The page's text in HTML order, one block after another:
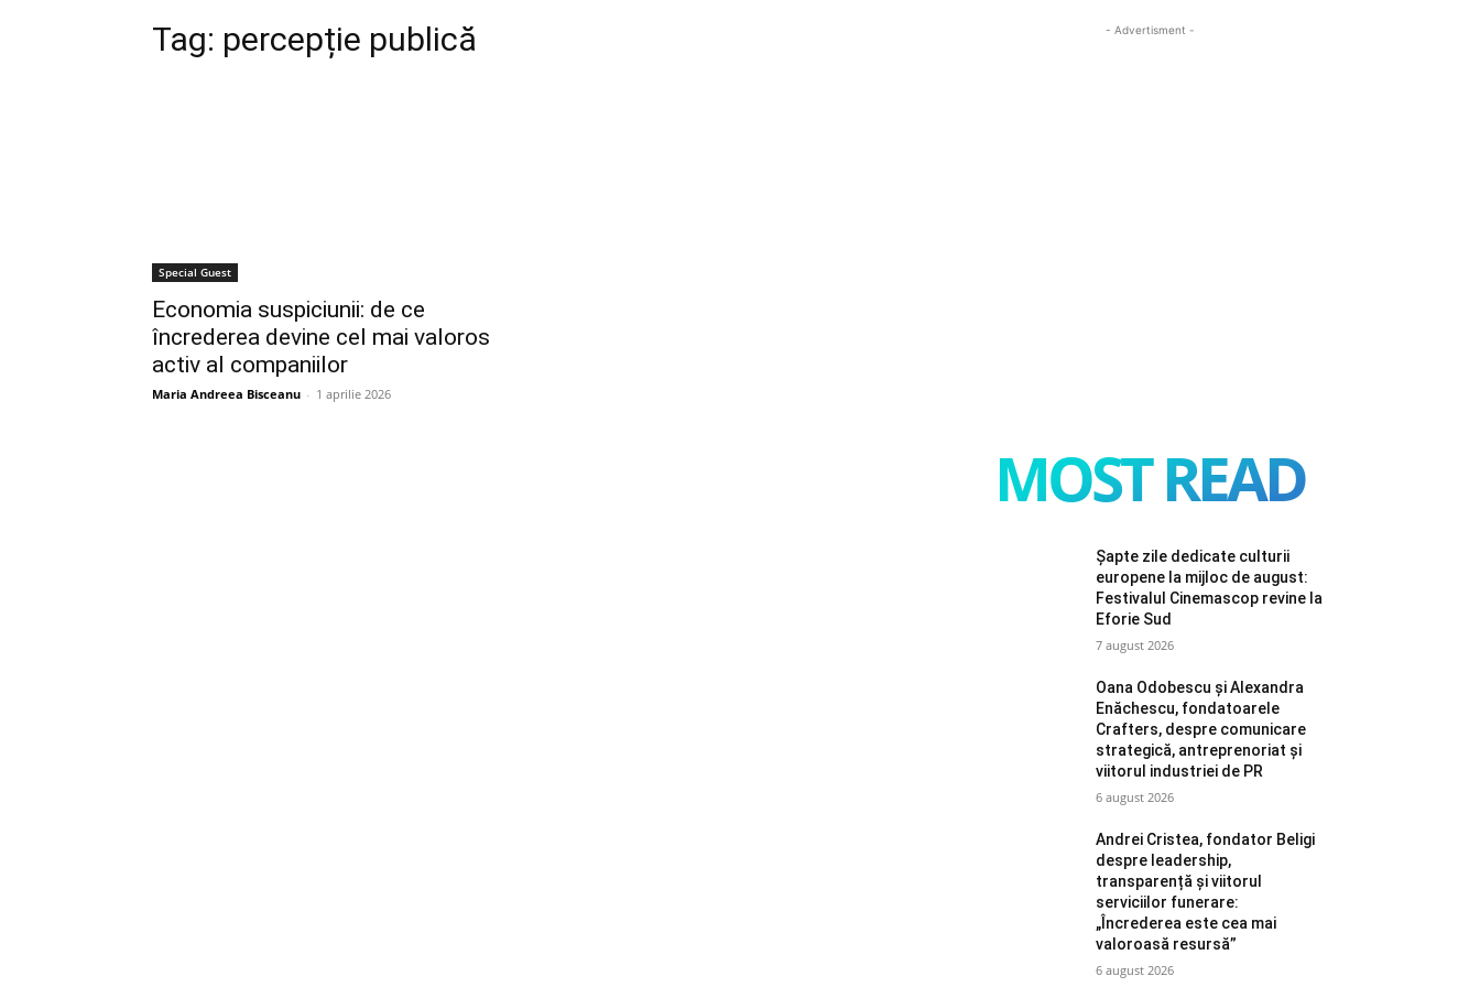
Tag: percepție publică
Special Guest
Economia suspiciunii: de ce
încrederea devine cel mai valoros
activ al companiilor
Maria Andreea Bisceanu - 1 aprilie 2026
- Advertisment -
MOST READ
Șapte zile dedicate culturii
europene la mijloc de august:
Festivalul Cinemascop revine la
Eforie Sud
7 august 2026
Oana Odobescu și Alexandra
Enăchescu, fondatoarele
Crafters, despre comunicare
strategică, antreprenoriat și
viitorul industriei de PR
6 august 2026
Andrei Cristea, fondator Beligi
despre leadership,
transparență și viitorul
serviciilor funerare:
„Încrederea este cea mai
valoroasă resursă”
6 august 2026